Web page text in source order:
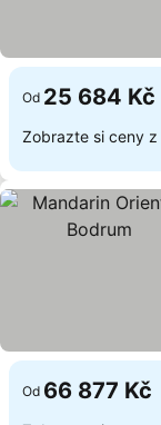
Od 25 684 Kč
Zobrazte si ceny z
Od 66 877 Kč